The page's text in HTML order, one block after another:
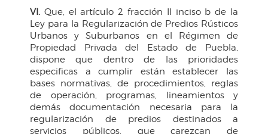
VI. Que, el artículo 2 fracción II inciso b de la
Ley para la Regularización de Predios Rústicos
Urbanos y Suburbanos en el Régimen de
Propiedad Privada del Estado de Puebla,
dispone que dentro de las prioridades
especificas a cumplir están establecer las
bases normativas, de procedimientos, reglas
de operación, programas, lineamientos y
demás documentación necesaria para la
regularización de predios destinados a
servicios públicos, que carezcan de